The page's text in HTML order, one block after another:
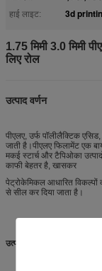
हाई लाइट:
3d
1.75 मिमी 3.0 मिमी
लिए रोल
उत्पाद वर्णन
पीएलए, उर्फ ​​पॉलीलैक्टिक
जाती है।पीएलए फिलामेंट एक
मकई स्टार्च और टैपिओका
काफी बेहतर है, खासकर
पेट्रोकेमिकल आधारित
से सील कर दिया जाता है।
उत्पाद सुविधा